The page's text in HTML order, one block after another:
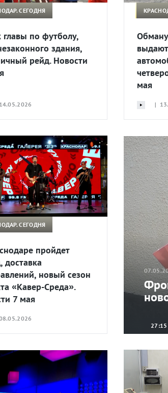
СЕГОДНЯ
главы по футболу,
здания,
рейд. Новости
мая
|
СЕГОДНЯ
пройдет
доставка
новый сезон
«Кавер-Среда».
7 мая
27:15